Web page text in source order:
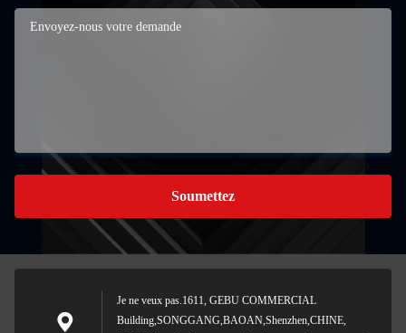
Soumettez
Je ne veux pas.1611, GEBU COMMERCIAL
Building,SONGGANG,BAOAN,Shenzhen,CHINE,